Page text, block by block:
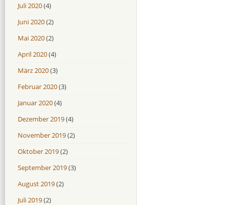
Juli 2020(4)
Juni 2020(2)
Mai 2020(2)
April 2020(4)
März 2020(3)
Februar 2020(3)
Januar 2020(4)
Dezember 2019(4)
November 2019(2)
Oktober 2019(2)
September 2019(3)
August 2019(2)
Juli 2019(2)